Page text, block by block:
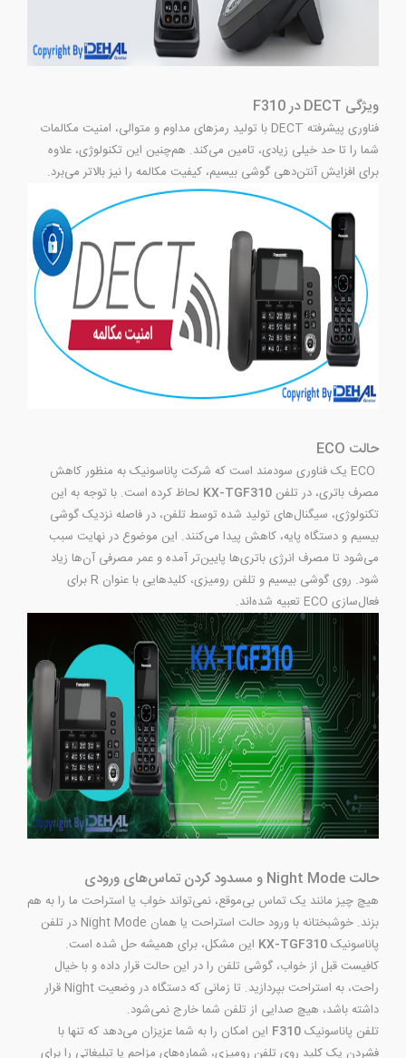
ویژگی DECT در F310
فناوری پیشرفته DECT با تولید رمزهای مداوم و متوالی، امنیت مکالمات
شما را تا حد خیلی زیادی، تامین می‌کند. هم‌چنین این تکنولوژی، علاوه
برای افزایش آنتن‌دهی گوشی بیسیم، کیفیت مکالمه را نیز بالاتر می‌برد.
حالت ECO
ECO یک فناوری سودمند است که شرکت پاناسونیک به منظور کاهش
مصرف باتری، در تلفن KX-TGF310 لحاظ کرده است. با توجه به این
تکنولوژی، سیگنال‌های تولید شده توسط تلفن، در فاصله نزدیک گوشی
بیسیم و دستگاه پایه، کاهش پیدا می‌کنند. این موضوع در نهایت سبب
می‌شود تا مصرف انرژی باتری‌ها پایین‌تر آمده و عمر مصرفی آن‌ها زیاد
شود. روی گوشی بیسیم و تلفن رومیزی، کلیدهایی با عنوان R برای
فعال‌سازی ECO تعبیه شده‌اند.
حالت Night Mode و مسدود کردن تماس‌های ورودی
هیچ چیز مانند یک تماس بی‌موقع، نمی‌تواند خواب یا استراحت ما را به هم
بزند. خوشبختانه با ورود حالت استراحت یا همان Night Mode در تلفن
پاناسونیکKX-TGF310 این مشکل، برای همیشه حل شده است.
کافیست قبل از خواب، گوشی تلفن را در این حالت قرار داده و با خیال
راحت، به استراحت بپردازید. تا زمانی که دستگاه در وضعیت Night قرار
داشته باشد، هیچ صدایی از تلفن شما خارج نمی‌شود.
تلفن پاناسونیکF310 این امکان را به شما عزیزان می‌دهد که تنها با
فشردن یک کلید روی تلفن رومیزی، شماره‌های مزاحم یا تبلیغاتی را برای